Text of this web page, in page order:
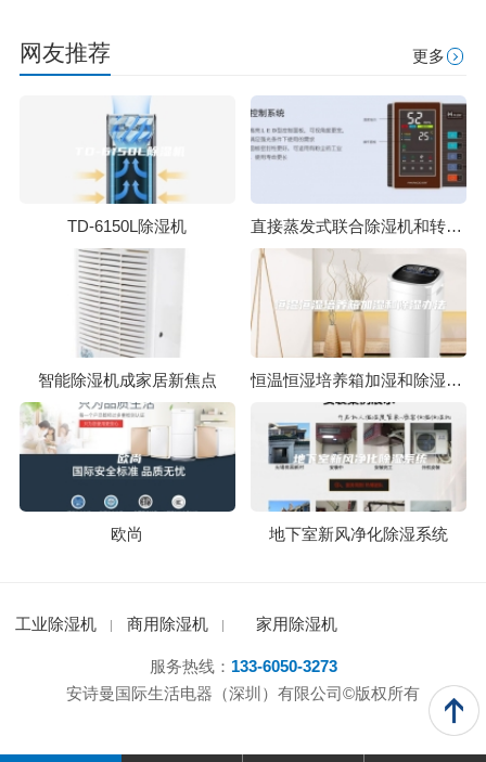
网友推荐 更多
TD-6150L除湿机 直接蒸发式联合除湿机和转筒式除湿机特点
智能除湿机成家居新焦点 恒温恒湿培养箱加湿和除湿办法
欧尚 地下室新风净化除湿系统
工业除湿机 商用除湿机 家用除湿机
服务热线： 133-6050-3273
安诗曼国际生活电器（深圳）有限公司©版权所有